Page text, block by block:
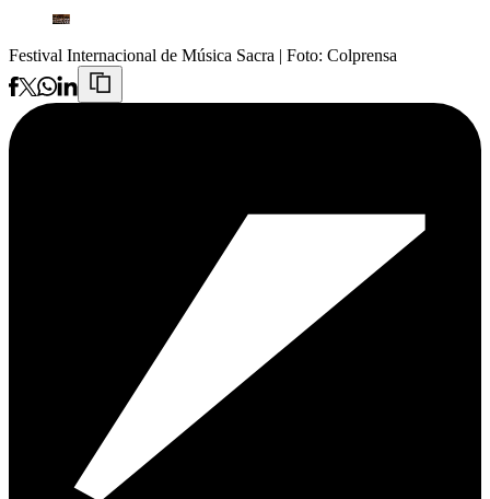
Festival Internacional de Música Sacra | Foto: Colprensa